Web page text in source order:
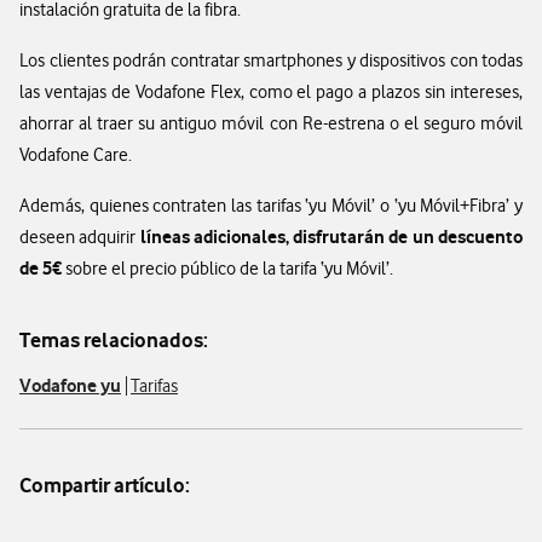
instalación gratuita de la fibra.
Los clientes podrán contratar smartphones y dispositivos con todas
las ventajas de Vodafone Flex, como el pago a plazos sin intereses,
ahorrar al traer su antiguo móvil con Re-estrena o el seguro móvil
Vodafone Care.
Además, quienes contraten las tarifas ‘yu Móvil’ o ‘yu Móvil+Fibra’ y
deseen adquirir líneas adicionales, disfrutarán de un descuento
de 5€sobre el precio público de la tarifa ‘yu Móvil’.
Temas relacionados:
Vodafone yu Tarifas
Compartir artículo: